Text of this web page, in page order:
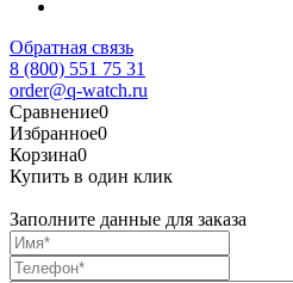
Обратная связь
8 (800) 551 75 31
order@q-watch.ru
Сравнение0
Избранное0
Корзина0
Купить в один клик
Заполните данные для заказа